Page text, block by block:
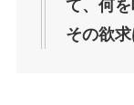
て、何を
その欲求